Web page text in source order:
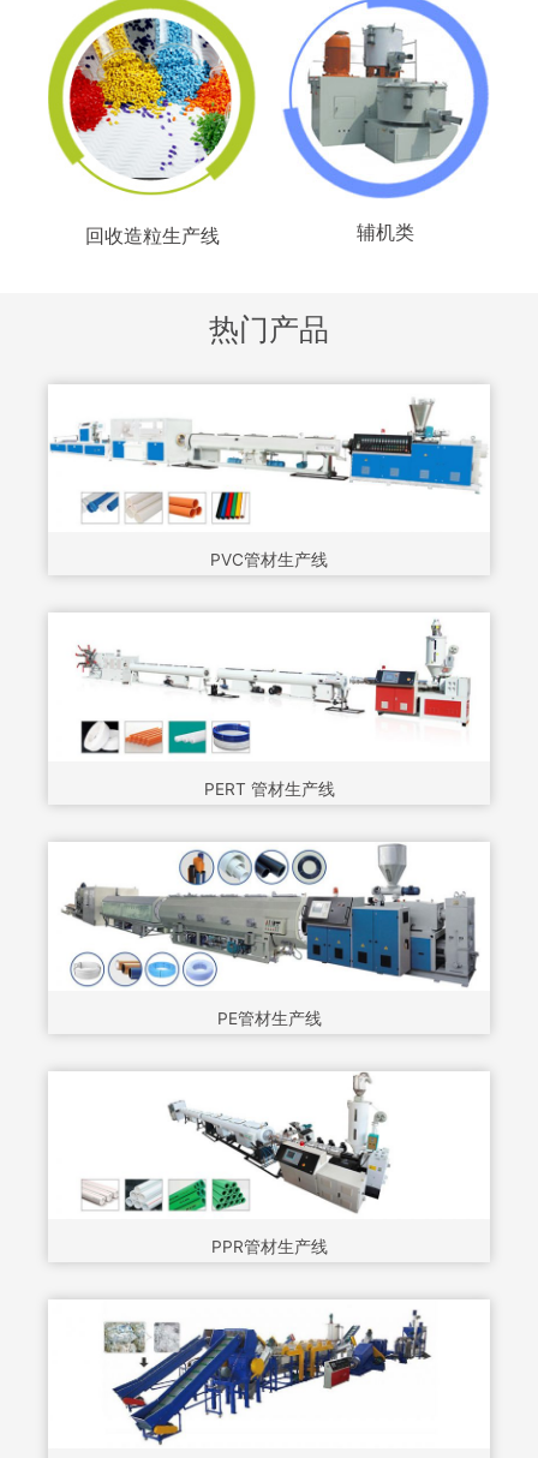
回收造粒生产线 辅机类
热门产品
PVC管材生产线
PERT 管材生产线
PE管材生产线
PPR管材生产线